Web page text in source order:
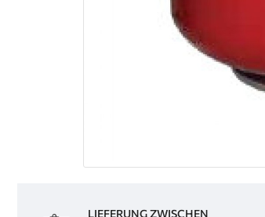
LIEFERUNG ZWISCHEN